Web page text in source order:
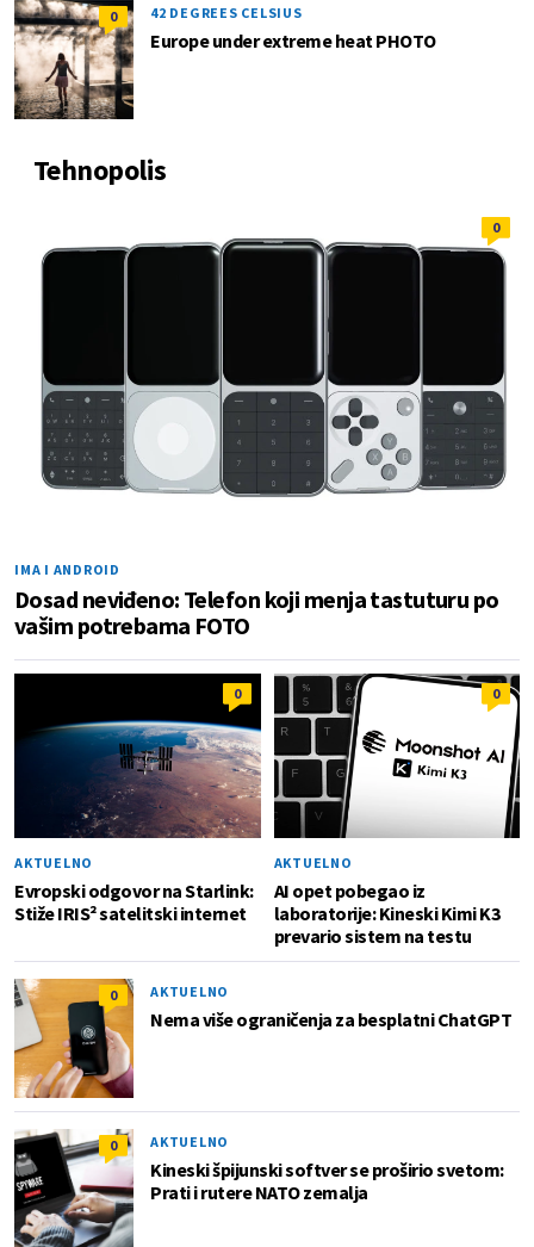
0 42 DEGREES CELSIUS
Europe under extreme heat PHOTO
Tehnopolis
0
IMA I ANDROID
Dosad neviđeno: Telefon koji menja tastuturu po
vašim potrebama FOTO
0
AKTUELNO
Evropski odgovor na Starlink:
Stiže IRIS² satelitski internet
0
AKTUELNO
AI opet pobegao iz
laboratorije: Kineski Kimi K3
prevario sistem na testu
0 AKTUELNO
Nema više ograničenja za besplatni ChatGPT
0 AKTUELNO
Kineski špijunski softver se proširio svetom:
Prati i rutere NATO zemalja